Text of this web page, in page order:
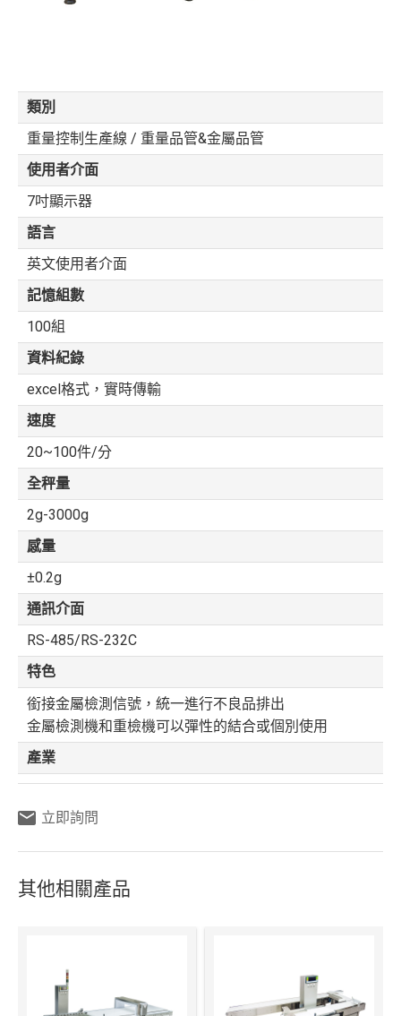
類別
重量控制生產線 / 重量品管&金屬品管
使用者介面
7吋顯示器
語言
英文使用者介面
記憶組數
100組
資料紀錄
excel格式，實時傳輸
速度
20~100件/分
全秤量
2g-3000g
感量
±0.2g
通訊介面
RS-485/RS-232C
特色
銜接金屬檢測信號，統一進行不良品排出
金屬檢測機和重檢機可以彈性的結合或個別使用
產業
立即詢問
其他相關產品